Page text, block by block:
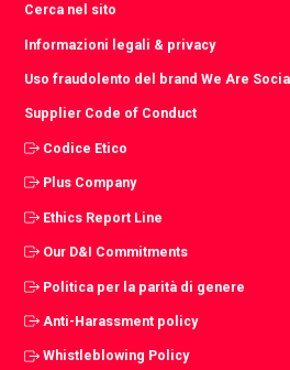
Cerca nel sito
Informazioni legali & privacy
Uso fraudolento del brand We Are Social
Supplier Code of Conduct
Codice Etico
Plus Company
Ethics Report Line
Our D&I Commitments
Politica per la parità di genere
Anti-Harassment policy
Whistleblowing Policy